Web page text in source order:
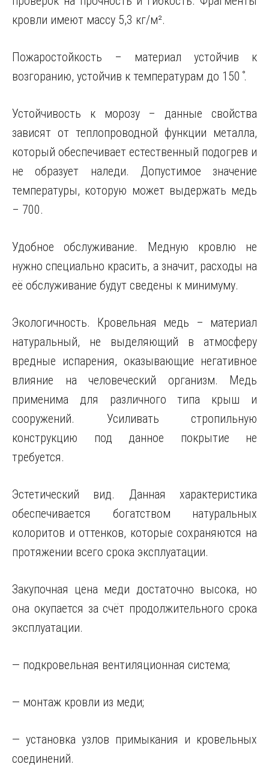
кровли имеют массу 5,3 кг/м².
Пожаростойкость – материал устойчив к
возгоранию, устойчив к температурам до 150 ̊.
Устойчивость к морозу – данные свойства
зависят от теплопроводной функции металла,
который обеспечивает естественный подогрев и
не образует наледи. Допустимое значение
температуры, которую может выдержать медь
– 700.
Удобное обслуживание. Медную кровлю не
нужно специально красить, а значит, расходы на
её обслуживание будут сведены к минимуму.
Экологичность. Кровельная медь – материал
натуральный, не выделяющий в атмосферу
вредные испарения, оказывающие негативное
влияние на человеческий организм. Медь
применима для различного типа крыш и
сооружений. Усиливать стропильную
конструкцию под данное покрытие не
требуется.
Эстетический вид. Данная характеристика
обеспечивается богатством натуральных
колоритов и оттенков, которые сохраняются на
протяжении всего срока эксплуатации.
Закупочная цена меди достаточно высока, но
она окупается за счёт продолжительного срока
эксплуатации.
— подкровельная вентиляционная система;
— монтаж кровли из меди;
— установка узлов примыкания и кровельных
соединений.